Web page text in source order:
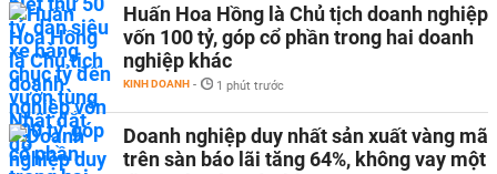
Huấn Hoa Hồng là Chủ tịch doanh nghiệp
vốn 100 tỷ, góp cổ phần trong hai doanh
nghiệp khác
KINH DOANH - 1 phút trước
Doanh nghiệp duy nhất sản xuất vàng mã
trên sàn báo lãi tăng 64%, không vay một